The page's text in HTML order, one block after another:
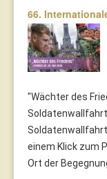
66.
"Wächter des
einem Klick zum
Ort der